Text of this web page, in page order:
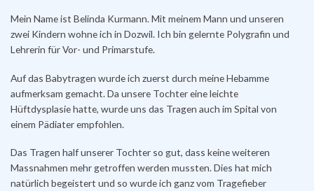
Mein Name ist Belinda Kurmann. Mit meinem Mann und unseren
zwei Kindern wohne ich in Dozwil. Ich bin gelernte Polygrafin und
Lehrerin für Vor- und Primarstufe.
Auf das Babytragen wurde ich zuerst durch meine Hebamme
aufmerksam gemacht.Da unsere Tochter eine leichte
Hüftdysplasie hatte, wurde uns das Tragen auch im Spital von
einem Pädiater empfohlen.
Das Tragen half unserer Tochter so gut, dass keine weiteren
Massnahmen mehr getroffen werden mussten.Dies hat mich
natürlich begeistert und so wurde ich ganz vom Tragefieber